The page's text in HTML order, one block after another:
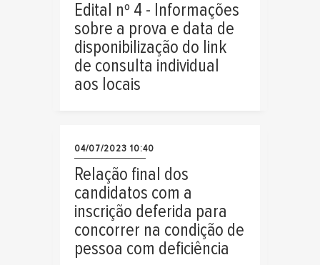
Edital nº 4 - Informações
sobre a prova e data de
disponibilização do link
de consulta individual
aos locais
04/07/2023 10:40
Relação final dos
candidatos com a
inscrição deferida para
concorrer na condição de
pessoa com deficiência